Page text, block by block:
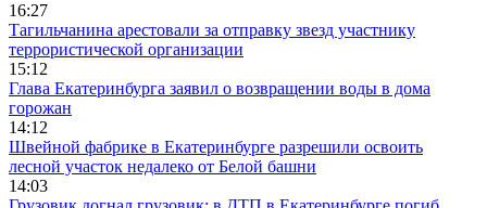
16:27
Тагильчанина арестовали за отправку звезд участнику
террористической организации
15:12
Глава Екатеринбурга заявил о возвращении воды в дома
горожан
14:12
Швейной фабрике в Екатеринбурге разрешили освоить
лесной участок недалеко от Белой башни
14:03